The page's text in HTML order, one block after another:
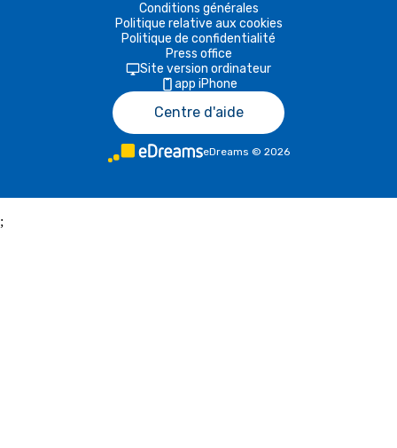
Conditions générales
Politique relative aux cookies
Politique de confidentialité
Press office
Site version ordinateur
app iPhone
Centre d'aide
eDreams © 2026
;